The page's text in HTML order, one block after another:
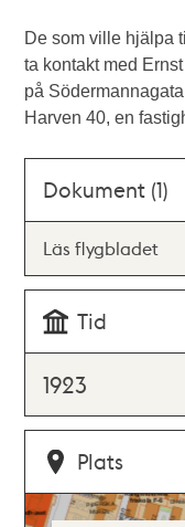
De som ville hjälpa
ta kontakt med
på
Harven 40, en
Dokument (1)
Läs flygbladet
Tid
1923
Plats